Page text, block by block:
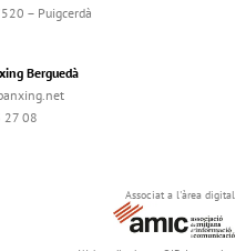
– Puigcerdà
Berguedà
27 08
Associat a l'àrea digital